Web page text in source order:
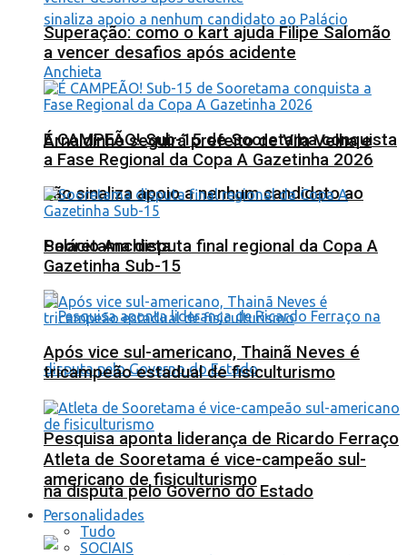
Arnaldinho seguirá prefeito de Vila Velha e
não sinaliza apoio a nenhum candidato ao
Palácio Anchieta
Pesquisa aponta liderança de Ricardo Ferraço
na disputa pelo Governo do Estado
Superação: como o kart ajuda Filipe Salomão
a vencer desafios após acidente
É CAMPEÃO! Sub-15 de Sooretama conquista
a Fase Regional da Copa A Gazetinha 2026
Sooretama disputa final regional da Copa A
Gazetinha Sub-15
Após vice sul-americano, Thainã Neves é
tricampeão estadual de fisiculturismo
Atleta de Sooretama é vice-campeão sul-
americano de fisiculturismo
Personalidades
Tudo
SOCIAIS